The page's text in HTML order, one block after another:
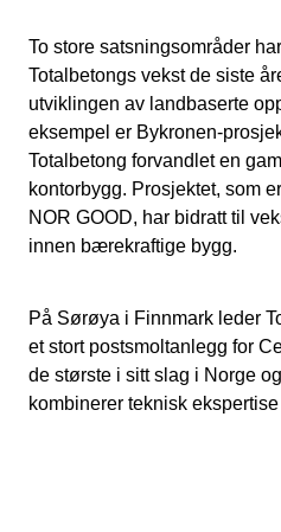
To store satsningsområder
Totalbetongs vekst de siste
utviklingen av landbaserte
eksempel er Bykronen-
Totalbetong forvandlet en
kontorbygg. Prosjektet, som
NOR GOOD, har bidratt til
innen bærekraftige bygg.
På Sørøya i Finnmark leder
et stort postsmoltanlegg for
de største i sitt slag i Norge
kombinerer teknisk